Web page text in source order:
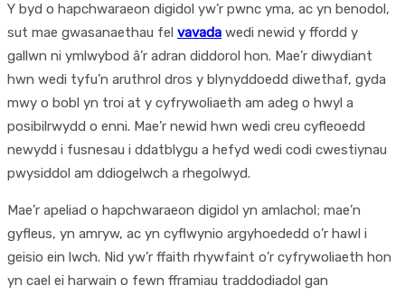
Y byd o hapchwaraeon digidol yw’r pwnc yma, ac yn benodol,
sut mae gwasanaethau fel vavada wedi newid y ffordd y
gallwn ni ymlwybod â’r adran diddorol hon. Mae’r diwydiant
hwn wedi tyfu’n aruthrol dros y blynyddoedd diwethaf, gyda
mwy o bobl yn troi at y cyfrywoliaeth am adeg o hwyl a
posibilrwydd o enni. Mae’r newid hwn wedi creu cyfleoedd
newydd i fusnesau i ddatblygu a hefyd wedi codi cwestiynau
pwysiddol am ddiogelwch a rhegolwyd.
Mae’r apeliad o hapchwaraeon digidol yn amlachol; mae’n
gyfleus, yn amryw, ac yn cyflwynio argyhoededd o’r hawl i
geisio ein lwch. Nid yw’r ffaith rhywfaint o’r cyfrywoliaeth hon
yn cael ei harwain o fewn fframiau traddodiadol gan